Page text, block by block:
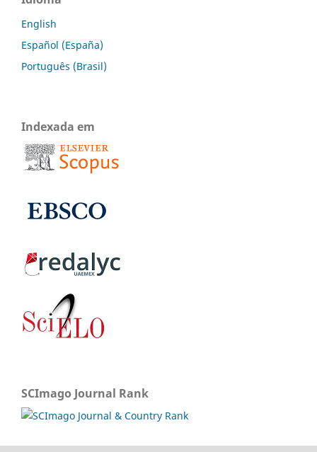
English
Español (España)
Português (Brasil)
Indexada em
SCImago Journal Rank